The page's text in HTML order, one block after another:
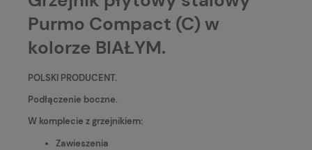
Purmo Compact (C) w
kolorze BIAŁYM.
POLSKI PRODUCENT.
Podłączenie boczne.
W komplecie z grzejnikiem:
Zawieszenia